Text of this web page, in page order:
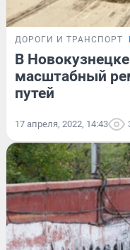
ДОРОГИ И ТРАНСПОРТ
В
масштабный
путей
17 апреля, 2022, 14:43